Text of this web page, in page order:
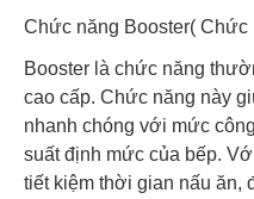
Chức năng Booster( Chức
Booster là chức năng
cao cấp. Chức năng này
nhanh chóng với mức
suất định mức của bếp.
tiết kiệm thời gian nấu ăn,